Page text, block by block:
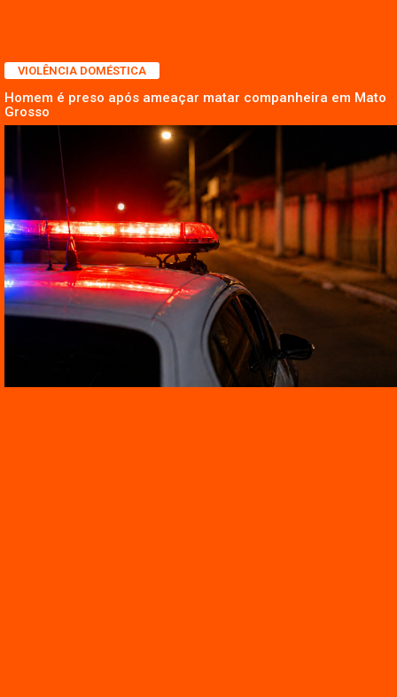
VIOLÊNCIA DOMÉSTICA
Homem é preso após ameaçar matar companheira em Mato
Grosso